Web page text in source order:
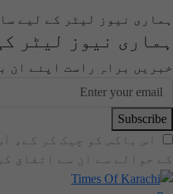
ہماری نیوز لیٹر کے لیے
ہماری نیوز لیٹر
خبریں براہِ راست اپنے ان
Subscribe
اس باکس کو چیک کر کے،
کے حوالے سے ان سے اتفاق